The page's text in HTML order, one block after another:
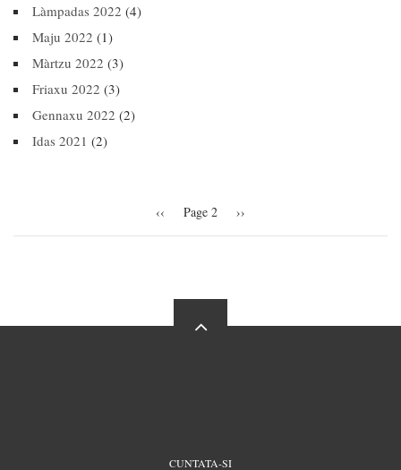
Làmpadas 2022 (4)
Maju 2022 (1)
Màrtzu 2022 (3)
Friaxu 2022 (3)
Gennaxu 2022 (2)
Idas 2021 (2)
Previous
‹‹ Page 2 Next
››
CUNTATA-SI